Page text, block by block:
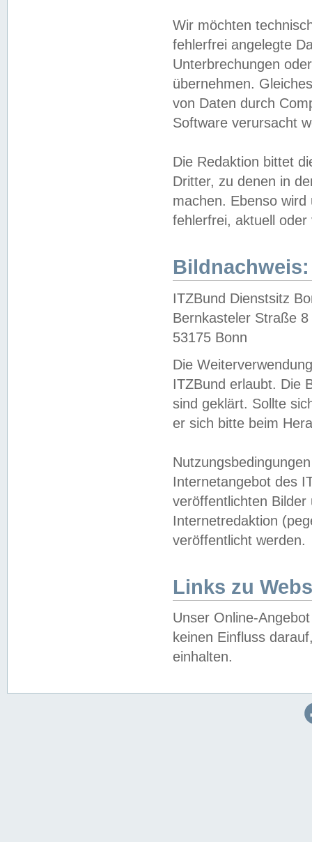
Wir möchten
fehlerfrei angelegte
Unterbrechungen
übernehmen.
von Daten durch
Software verursacht
Die Redaktion bittet
Dritter, zu denen in
machen. Ebenso
fehlerfrei, aktuell oder
Bildnachweis:
ITZBund Dienstsitz
Bernkasteler Straße 8
53175 Bonn
Die
ITZBund erlaubt. Die
sind geklärt. Sollte
er sich bitte beim
Internetangebot des
veröffentlichten
Internetredaktion
veröffentlicht werden.
Links zu
Unser Online-
keinen Einfluss
einhalten.